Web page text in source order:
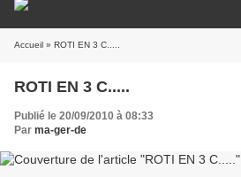
Accueil » ROTI EN 3 C.....
ROTI EN 3 C.....
Publié le 20/09/2010 à 08:33
Par ma-ger-de